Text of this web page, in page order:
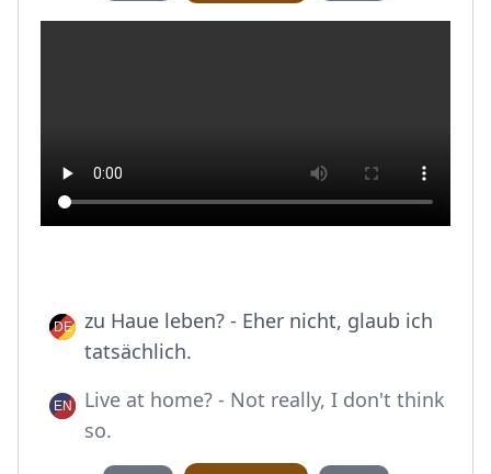
zu Haue leben? - Eher nicht, glaub ich
tatsächlich.
Live at home? - Not really, I don't think
so.